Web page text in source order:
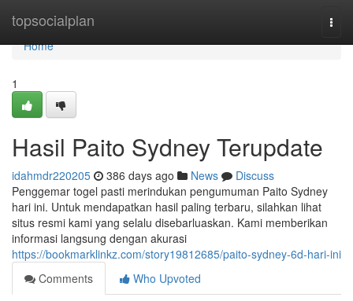
topsocialplan
Home
Home
1
Hasil Paito Sydney Terupdate
idahmdr220205 386 days ago News
Discuss
Penggemar togel pasti merindukan pengumuman Paito Sydney
hari ini. Untuk mendapatkan hasil paling terbaru, silahkan lihat
situs resmi kami yang selalu disebarluaskan. Kami memberikan
informasi langsung dengan akurasi
https://bookmarklinkz.com/story19812685/paito-sydney-6d-hari-ini
Comments
Who Upvoted